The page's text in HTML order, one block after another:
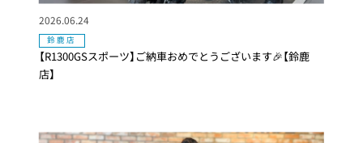
【R1300GSスポーツ】ご納車おめでとうございます🎉【鈴鹿
店】
2026.06.24
鈴鹿店